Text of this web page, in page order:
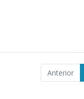
Anterior